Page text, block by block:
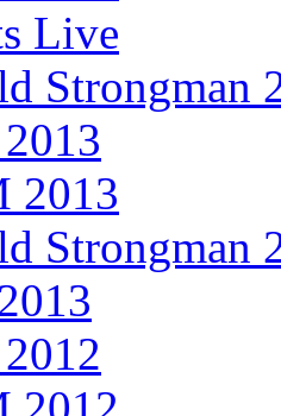
Live
Strongman
2013
Strongman